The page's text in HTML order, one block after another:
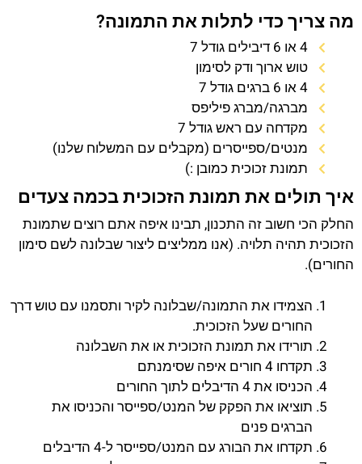
מה צריך כדי לתלות את התמונה?
4 או 6 דיבילים גודל 7
טוש ארוך ודק לסימון
4 או 6 ברגים גודל 7
מברגה/מברג פיליפס
מקדחה עם ראש גודל 7
מנטים/ספייסרים (מקבלים עם המשלוח שלנו)
תמונת זכוכית כמובן :)
איך תולים את תמונת הזכוכית בכמה צעדים
החלק הכי חשוב זה התכנון, תבינו איפה אתם רוצים שתמונת
הזכוכית תהיה תלויה. (אנו ממליצים ליצור שבלונה לשם סימון
החורים).
הצמידו את התמונה/שבלונה לקיר ותסמנו עם טוש דרך
החורים שעל הזכוכית.
תורידו את תמונת הזכוכית או את השבלונה
תקדחו 4 חורים איפה שסימנתם
הכניסו את 4 הדיבלים לתוך החורים
תוציאו את הפקק של המנט/ספייסר והכניסו את
הברגים פנים
תקדחו את הבורג עם המנט/ספייסר ל-4 הדיבלים